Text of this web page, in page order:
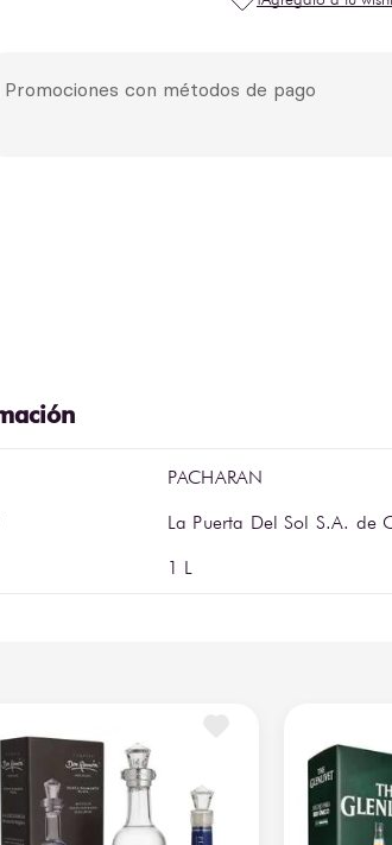
Promociones con métodos de pago
PACHARAN
La Puerta Del Sol S.A. de
1 L